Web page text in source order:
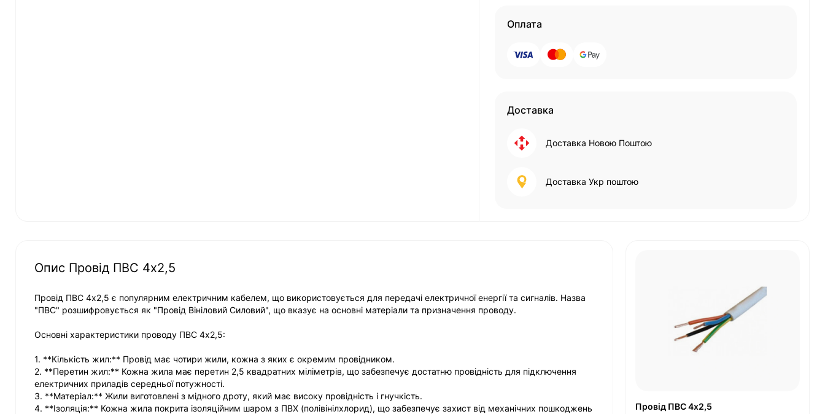
Оплата
Доставка
Доставка Новою Поштою
Доставка Укр поштою
Опис Провід ПВС 4х2,5
Провід ПВС 4х2,5 є популярним електричним кабелем, що використовується для передачі електричної енергії та сигналів. Назва
"ПВС" розшифровується як "Провід Вініловий Силовий", що вказує на основні матеріали та призначення проводу.
Основні характеристики проводу ПВС 4х2,5:
1. **Кількість жил:** Провід має чотири жили, кожна з яких є окремим провідником.
2. **Перетин жил:** Кожна жила має перетин 2,5 квадратних міліметрів, що забезпечує достатню провідність для підключення
електричних приладів середньої потужності.
3. **Матеріал:** Жили виготовлені з мідного дроту, який має високу провідність і гнучкість.
4. **Ізоляція:** Кожна жила покрита ізоляційним шаром з ПВХ (полівінілхлорид), що забезпечує захист від механічних пошкоджень
Провід ПВС 4х2,5